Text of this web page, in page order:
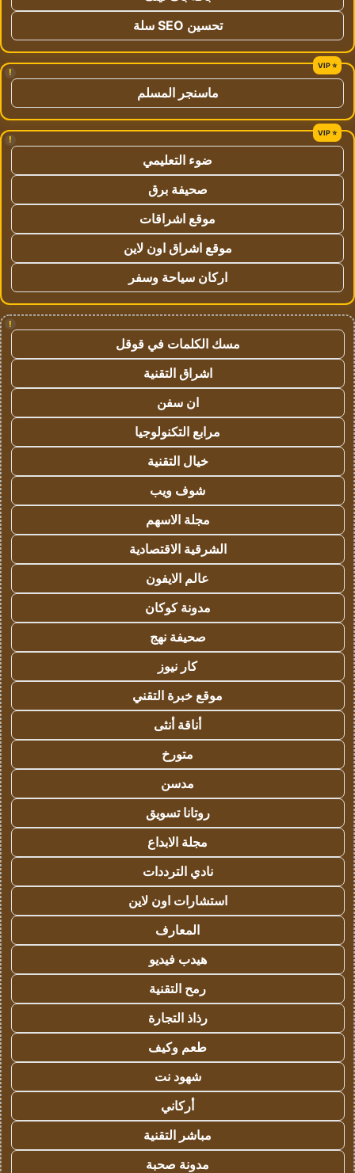
تحسين SEO سلة
!
ماسنجر المسلم
!
ضوء التعليمي
صحيفة برق
موقع اشراقات
موقع اشراق اون لاين
اركان سياحة وسفر
!
مسك الكلمات في قوقل
اشراق التقنية
ان سفن
مرابع التكنولوجيا
خيال التقنية
شوف ويب
مجلة الاسهم
الشرقية الاقتصادية
عالم الايفون
مدونة كوكان
صحيفة نهج
كار نيوز
موقع خبرة التقني
أناقة أنثى
متورخ
مدسن
روتانا تسويق
مجلة الابداع
نادي الترددات
استشارات اون لاين
المعارف
هيدب فيديو
رمح التقنية
رذاذ التجارة
طعم وكيف
شهود نت
أركاني
مباشر التقنية
مدونة صحبة